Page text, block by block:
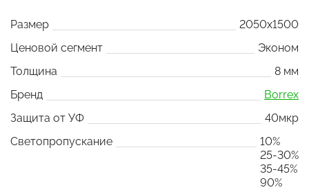
Размер
2050x1500
Ценовой сегмент
Эконом
Толщина
8 мм
Бренд
Borrex
Защита от УФ
40мкр
Светопропускание
10%
25-30%
35-45%
90%